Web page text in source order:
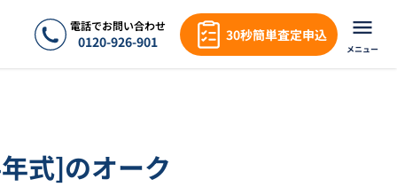
電話でお問い合わせ
0120-926-901 30秒簡単査定申込
メニュー
式]のオーク